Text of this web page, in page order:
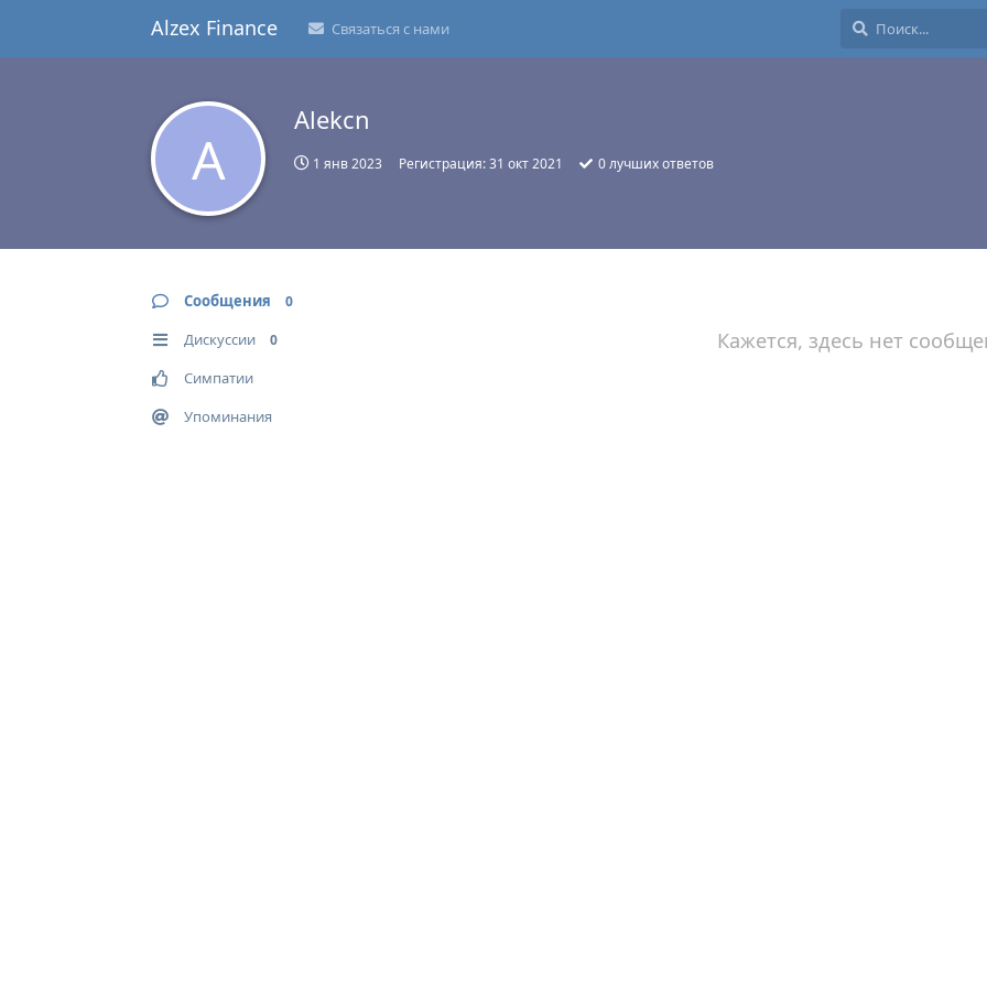
Alzex Finance Связаться с нами
A
Alekcn
1 янв 2023 Регистрация:31 окт 2021 0лучших ответов
Сообщения 0
Дискуссии 0
Симпатии
Упоминания
Кажется, здесь нет